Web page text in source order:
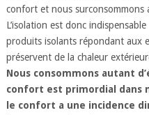
confort et nous surconsommons
L’isolation est donc
produits isolants répondant aux
préservent de la chaleur
Nous consommons autant
confort est primordial dans
le confort a une incidence